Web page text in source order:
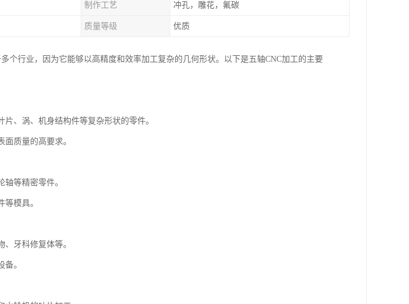
制作工艺 冲孔，雕花，氟碳
质量等级 优质
个行业，因为它能够以高精度和效率加工复杂的几何形状。以下是五轴CNC加工的主要
、涡、机身结构件等复杂形状的零件。
质量的高要求。
等精密零件。
模具。
牙科修复体等。
。